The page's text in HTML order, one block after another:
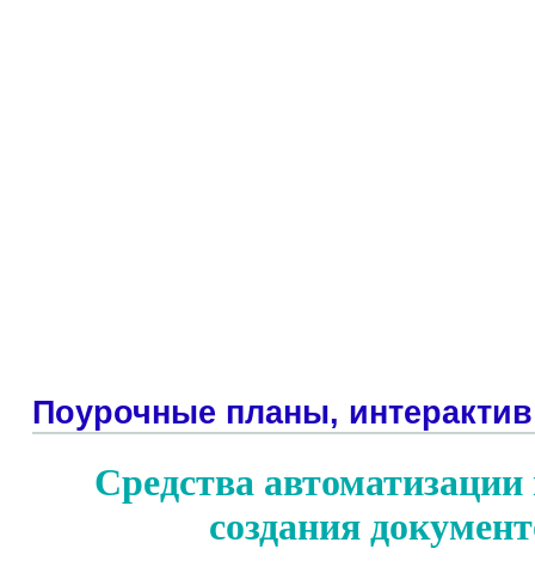
Поурочные планы, интерактив
Средства автоматизации
создания